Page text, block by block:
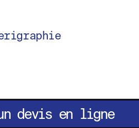
devis en ligne